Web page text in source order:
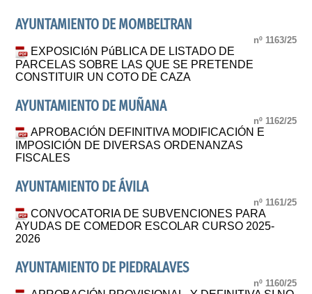
AYUNTAMIENTO DE MOMBELTRAN
nº 1163/25
EXPOSICIóN PúBLICA DE LISTADO DE
PARCELAS SOBRE LAS QUE SE PRETENDE
CONSTITUIR UN COTO DE CAZA
AYUNTAMIENTO DE MUÑANA
nº 1162/25
APROBACIÓN DEFINITIVA MODIFICACIÓN E
IMPOSICIÓN DE DIVERSAS ORDENANZAS
FISCALES
AYUNTAMIENTO DE ÁVILA
nº 1161/25
CONVOCATORIA DE SUBVENCIONES PARA
AYUDAS DE COMEDOR ESCOLAR CURSO 2025-
2026
AYUNTAMIENTO DE PIEDRALAVES
nº 1160/25